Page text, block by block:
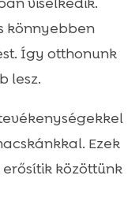
könnyebben
Így otthonunk
lesz.
Ezek
közöttünk